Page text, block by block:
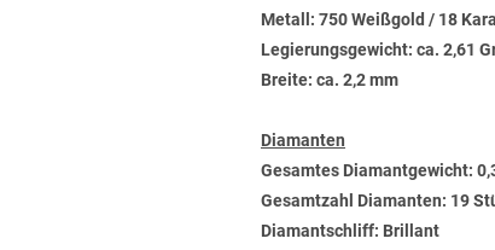
Metall: 750 Weißgold / 18
Legierungsgewicht: ca. 2,61
Breite: ca. 2,2 mm
Diamanten
Gesamtes Diamantgewicht:
Gesamtzahl Diamanten: 19
Diamantschliff: Brillant